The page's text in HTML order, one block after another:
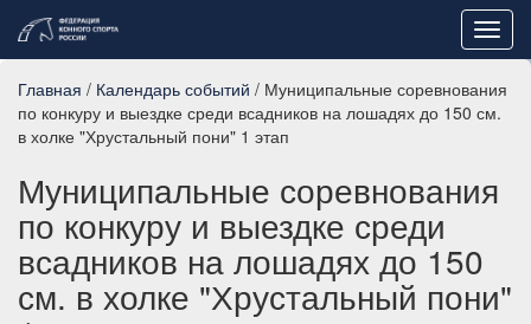
Главная / Календарь событий / Муниципальные соревнования
по конкуру и выездке среди всадников на лошадях до 150 см.
в холке "Хрустальный пони" 1 этап
Муниципальные соревнования
по конкуру и выездке среди
всадников на лошадях до 150
см. в холке "Хрустальный пони"